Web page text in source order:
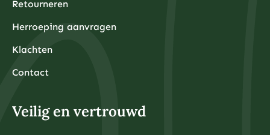
Retourneren
Herroeping aanvragen
Klachten
Contact
Veilig en vertrouwd